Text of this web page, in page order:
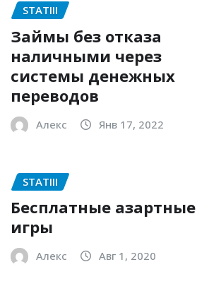
STATIII
Займы без отказа
наличными через
системы денежных
переводов
Алекс Янв 17, 2022
STATIII
Бесплатные азартные
игры
Алекс Авг 1, 2020